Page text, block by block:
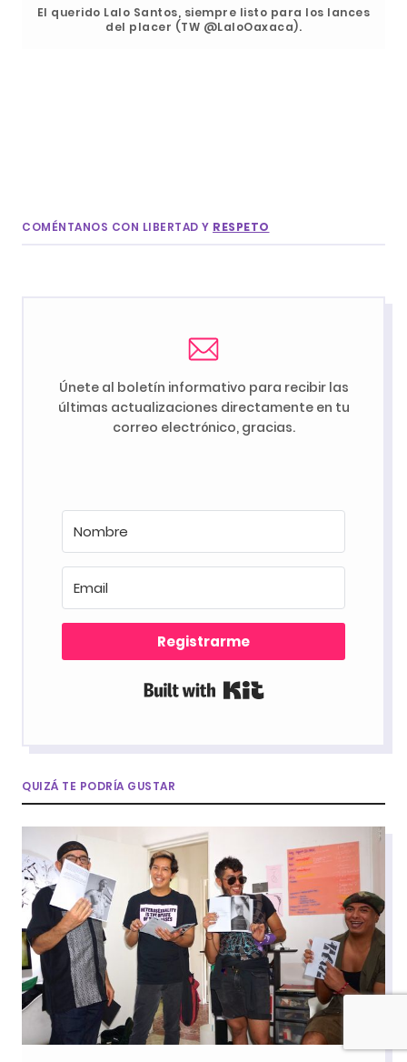
El querido Lalo Santos, siempre listo para los lances
del placer (TW @LaloOaxaca).
COMÉNTANOS CON LIBERTAD Y RESPETO
Únete al boletín informativo para recibir las
últimas actualizaciones directamente en tu
correo electrónico, gracias.
Registrarme
QUIZÁ TE PODRÍA GUSTAR